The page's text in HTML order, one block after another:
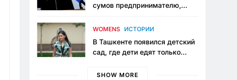
сумов предпринимателю,
тюрьме по незаконному
WOMENS ИСТОРИИ
В Ташкенте появился детский
сад, где дети едят только
мама, которая устала просить
SHOW MORE